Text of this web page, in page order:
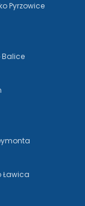
Pyrzowice
Balice
Ławica